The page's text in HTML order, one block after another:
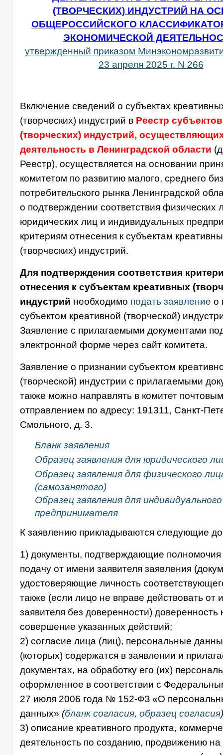
(ТВОРЧЕСКИХ) ИНДУСТРИЙ НА
ОБЩЕРОССИЙСКОГО
ЭКОНОМИЧЕСКОЙ
утвержденный приказом
23 апреля 2025 г. N 266
Включение сведений о субъектах
(творческих) индустрий в Реестр
(творческих) индустрий,
деятельность в Ленинградской области
Реестр), осуществляется на основании
комитетом по развитию малого, среднего
потребительского рынка Ленинградской
о подтверждении соответствия физических
юридических лиц и индивидуальных
критериям отнесения к субъектам
(творческих) индустрий.
Для подтверждения соответствия
отнесения к субъектам креативных
индустрий необходимо подать заявление о
субъектом креативной (творческой)
Заявление с прилагаемыми документами
электронной форме через сайт комитета.
Заявление о признании субъектом
(творческой) индустрии с прилагаемыми
также можно направлять в комитет почтовым
отправлением по адресу: 191311, Санкт-
Смольного, д. 3.
Бланк заявления
Образец заявления для юридического
Образец заявления для физического
(самозанятого)
Образец заявления для индивидуального
предпринимателя
К заявлению прикладываются следующие
1) документы, подтверждающие полномочия
подачу от имени заявителя заявления
удостоверяющие личность
также (если лицо не вправе действовать от
заявителя без доверенности) доверенность
совершение указанных действий;
2) согласие лица (лиц), персональные
(которых) содержатся в заявлении и
документах, на обработку его (их)
оформленное в соответствии с
27 июля 2006 года № 152-ФЗ «О
данных» (бланк согласия, образец согласия)
3) описание креативного продукта,
деятельность по созданию, продвижению